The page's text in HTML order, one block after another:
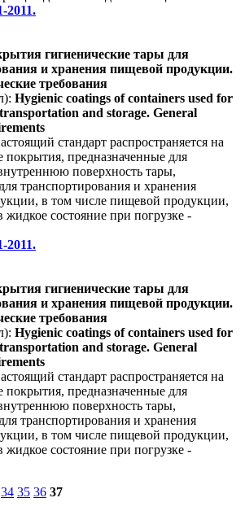
2011.
гигиенические тары для
и хранения пищевой продукции.
требования
Hygienic coatings of containers used for
and storage. General
стандарт распространяется на
покрытия, предназначенные для
поверхность тары,
транспортирования и хранения
в том числе пищевой продукции,
жидкое состояние при погрузке -
2011.
гигиенические тары для
и хранения пищевой продукции.
требования
Hygienic coatings of containers used for
and storage. General
стандарт распространяется на
покрытия, предназначенные для
поверхность тары,
транспортирования и хранения
в том числе пищевой продукции,
жидкое состояние при погрузке -
34 35 36 37